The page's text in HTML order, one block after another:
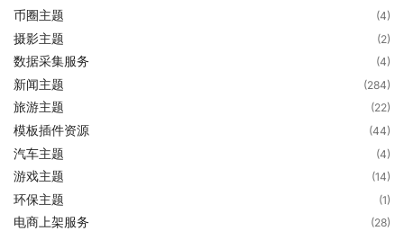
币圈主题 (4)
摄影主题 (2)
数据采集服务 (4)
新闻主题 (284)
旅游主题 (22)
模板插件资源 (44)
汽车主题 (4)
游戏主题 (14)
环保主题 (1)
电商上架服务 (28)